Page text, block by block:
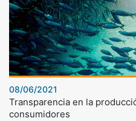
08/06/2021
Transparencia en la
consumidores